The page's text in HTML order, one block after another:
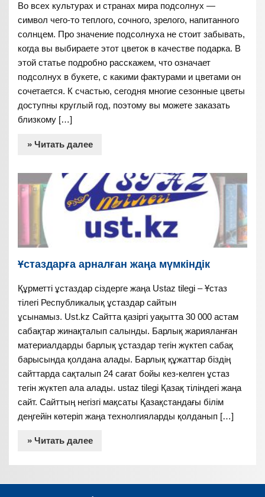
Во всех культурах и странах мира подсолнух —
символ чего-то теплого, сочного, зрелого, напитанного
солнцем. Про значение подсолнуха не стоит забывать,
когда вы выбираете этот цветок в качестве подарка. В
этой статье подробно расскажем, что означает
подсолнух в букете, с какими фактурами и цветами он
сочетается. К счастью, сегодня многие сезонные цветы
доступны круглый год, поэтому вы можете заказать
близкому […]
» Читать далее
Ұстаздарға арналған жаңа мүмкіндік
Құрметті ұстаздар сіздерге жаңа Ustaz tilegi – Ұстаз
тілегі Республикалық ұстаздар сайтын
ұсынамыз. Ust.kz Сайтта қазіргі уақытта 30 000 астам
сабақтар жинақталып салынды. Барлық жарияланған
материалдарды барлық ұстаздар тегін жүктеп сабақ
барысында қолдана алады. Барлық құжаттар біздің
сайттарда сақталып 24 сағат бойы кез-келген ұстаз
тегін жүктеп ала алады. ustaz tilegi Қазақ тіліндегі жаңа
сайт. Сайттың негізгі мақсаты Қазақстандағы білім
деңгейін көтеріп жаңа технолгияларды қолданып […]
» Читать далее